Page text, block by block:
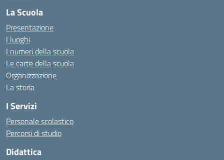
La Scuola
Presentazione
I luoghi
I numeri della scuola
Le carte della scuola
Organizzazione
La storia
I Servizi
Personale scolastico
Percorsi di studio
Didattica